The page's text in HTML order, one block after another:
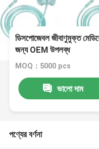
ডিসপোজেবল জীবাণুমুক্ত
জন্য OEM উপলব্ধ
MOQ：5000 pcs
ভালো দাম
পণ্যের বর্ণনা